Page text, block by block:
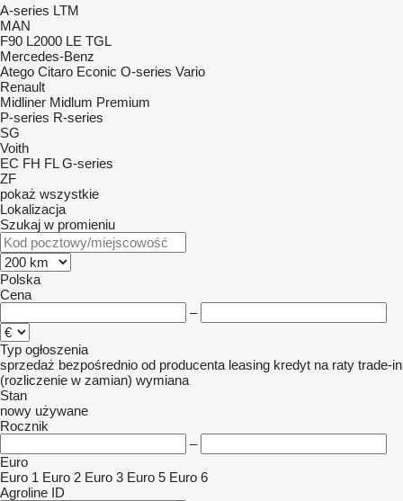
A-series LTM
MAN
F90 L2000 LE TGL
Mercedes-Benz
Atego Citaro Econic O-series Vario
Renault
Midliner Midlum Premium
P-series R-series
SG
Voith
EC FH FL G-series
ZF
pokaż wszystkie
Lokalizacja
Szukaj w promieniu
Polska
Cena
–
Typ ogłoszenia
sprzedaż bezpośrednio od producenta leasing kredyt na raty trade-in
(rozliczenie w zamian) wymiana
Stan
nowy używane
Rocznik
–
Euro
Euro 1 Euro 2 Euro 3 Euro 5 Euro 6
Agroline ID